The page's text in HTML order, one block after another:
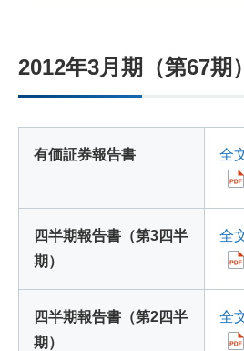
2012年3月期（第67期）
有価証券報告書 全
四半期報告書（第3四半
期）
全
四半期報告書（第2四半
期）
全